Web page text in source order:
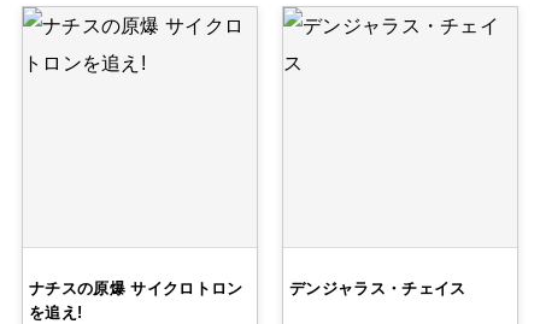
ナチスの原爆 サイクロトロン
を追え!
デンジャラス・チェイス